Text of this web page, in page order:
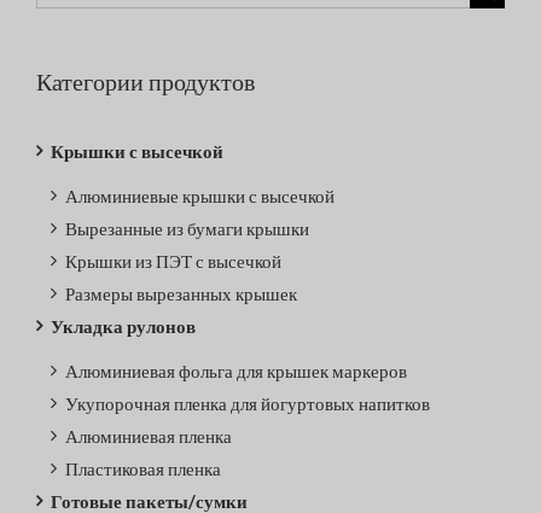
for:
Категории продуктов
Крышки с высечкой
Алюминиевые крышки с высечкой
Вырезанные из бумаги крышки
Крышки из ПЭТ с высечкой
Размеры вырезанных крышек
Укладка рулонов
Алюминиевая фольга для крышек маркеров
Укупорочная пленка для йогуртовых напитков
Алюминиевая пленка
Пластиковая пленка
Готовые пакеты/сумки